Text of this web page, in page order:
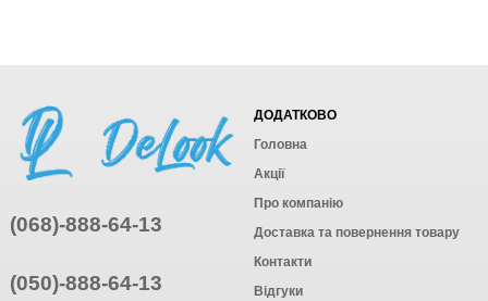
(068)-888-64-13
(050)-888-64-13
ДОДАТКОВО
Головна
Акції
Про компанію
Доставка та повернення товару
Контакти
Відгуки